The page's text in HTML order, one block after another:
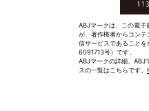
ABJマークは、この電子
が、著作権者からコン
信サービスであること
6091713号）です。
ABJマークの詳細、ABJ
スの一覧はこちらです。